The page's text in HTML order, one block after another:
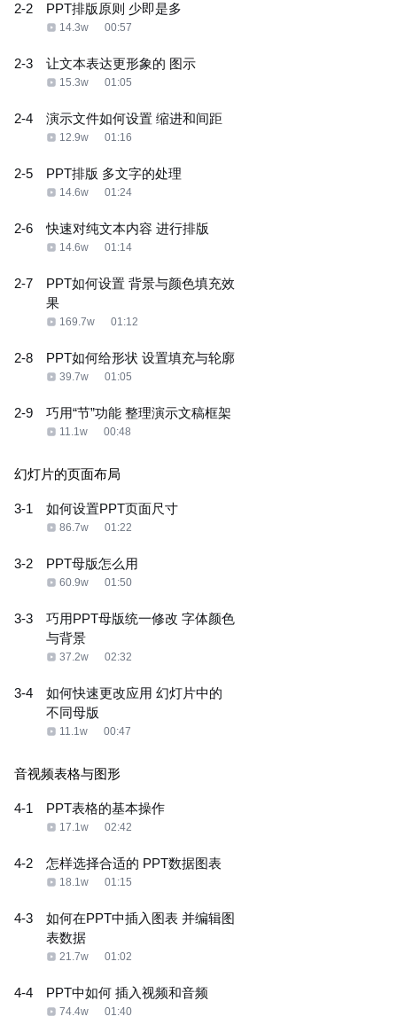
2-2 PPT排版原则 少即是多
14.3w 00:57
2-3 让文本表达更形象的 图示
15.3w 01:05
2-4 演示文件如何设置 缩进和间距
12.9w 01:16
2-5 PPT排版 多文字的处理
14.6w 01:24
2-6 快速对纯文本内容 进行排版
14.6w 01:14
2-7
PPT如何设置 背景与颜色填充效
果
169.7w 01:12
2-8 PPT如何给形状 设置填充与轮廓
39.7w 01:05
2-9 巧用“节”功能 整理演示文稿框架
11.1w 00:48
幻灯片的页面布局
3-1 如何设置PPT页面尺寸
86.7w 01:22
3-2 PPT母版怎么用
60.9w 01:50
3-3
巧用PPT母版统一修改 字体颜色
与背景
37.2w 02:32
3-4
如何快速更改应用 幻灯片中的
不同母版
11.1w 00:47
音视频表格与图形
4-1 PPT表格的基本操作
17.1w 02:42
4-2 怎样选择合适的 PPT数据图表
18.1w 01:15
4-3
如何在PPT中插入图表 并编辑图
表数据
21.7w 01:02
4-4 PPT中如何 插入视频和音频
74.4w 01:40